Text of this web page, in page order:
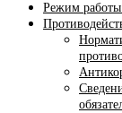
Режим